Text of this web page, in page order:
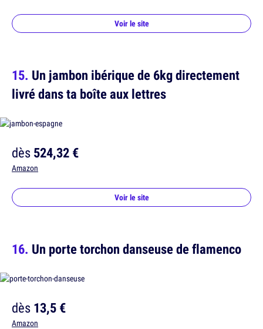
Voir le site
Un jambon ibérique de 6kg directement
livré dans ta boîte aux lettres
dès524,32 €
Amazon
Voir le site
Un porte torchon danseuse de flamenco
dès13,5 €
Amazon